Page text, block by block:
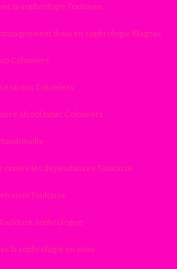
la sophrologie Toulouse
doux en sophrologie Blagnac
Colomiers
stress Colomiers
alcool tabac Colomiers
contre les dépendances Toulouse
visio Toulouse
sophrologue
la sophrologie en visio